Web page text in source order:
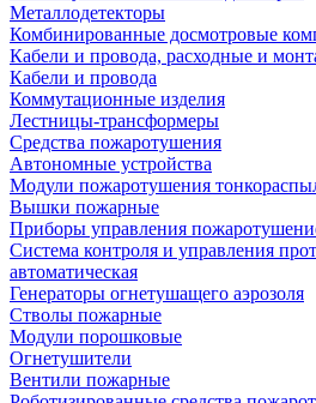
Металлодетекторы
Комбинированные досмотровые
Кабели и провода, расходные и
Кабели и провода
Коммутационные изделия
Лестницы-трансформеры
Средства пожаротушения
Автономные устройства
Модули пожаротушения
Вышки пожарные
Приборы управления
Система контроля и управления
автоматическая
Генераторы огнетушащего аэрозоля
Стволы пожарные
Модули порошковые
Огнетушители
Вентили пожарные